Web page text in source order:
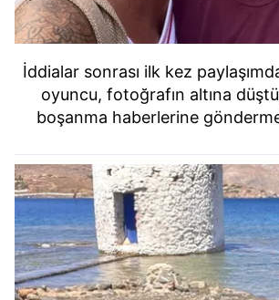
İddialar sonrası ilk kez
oyuncu, fotoğrafın altına
boşanma haberlerine